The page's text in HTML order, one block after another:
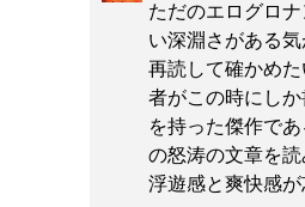
ただのエログロ
い深淵さがある
再読して確かめ
者がこの時にし
を持った傑作で
の怒涛の文章を
浮遊感と爽快感が